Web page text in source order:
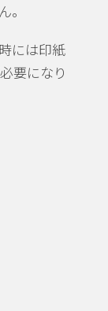
。
には印紙
要になり